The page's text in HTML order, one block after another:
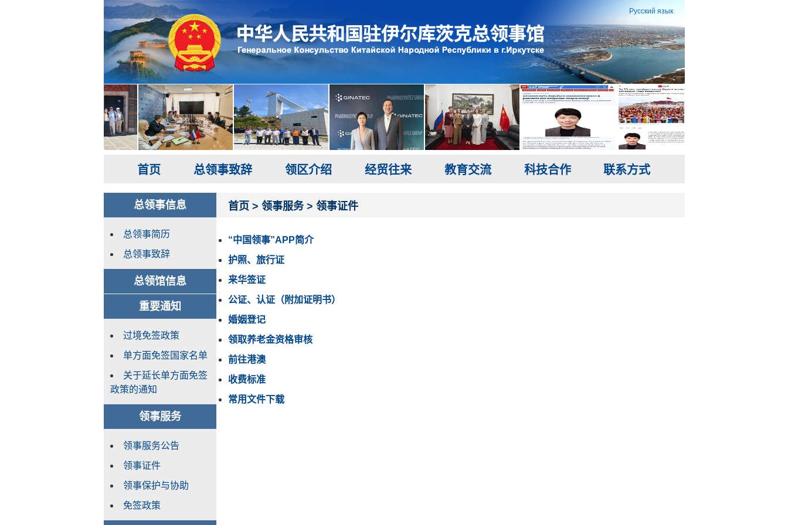
Русский язык
首页 总领事致辞 领区介绍 经贸往来 教育交流 科技合作 联系方式
总领事信息
总领事简历
总领事致辞
总领馆信息
重要通知
过境免签政策
单方面免签国家名单
关于延长单方面免签
政策的通知
领事服务
领事服务公告
领事证件
领事保护与协助
免签政策
首页 > 领事服务> 领事证件
“中国领事”APP简介
护照、旅行证
来华签证
公证、认证（附加证明书）
婚姻登记
领取养老金资格审核
前往港澳
收费标准
常用文件下载